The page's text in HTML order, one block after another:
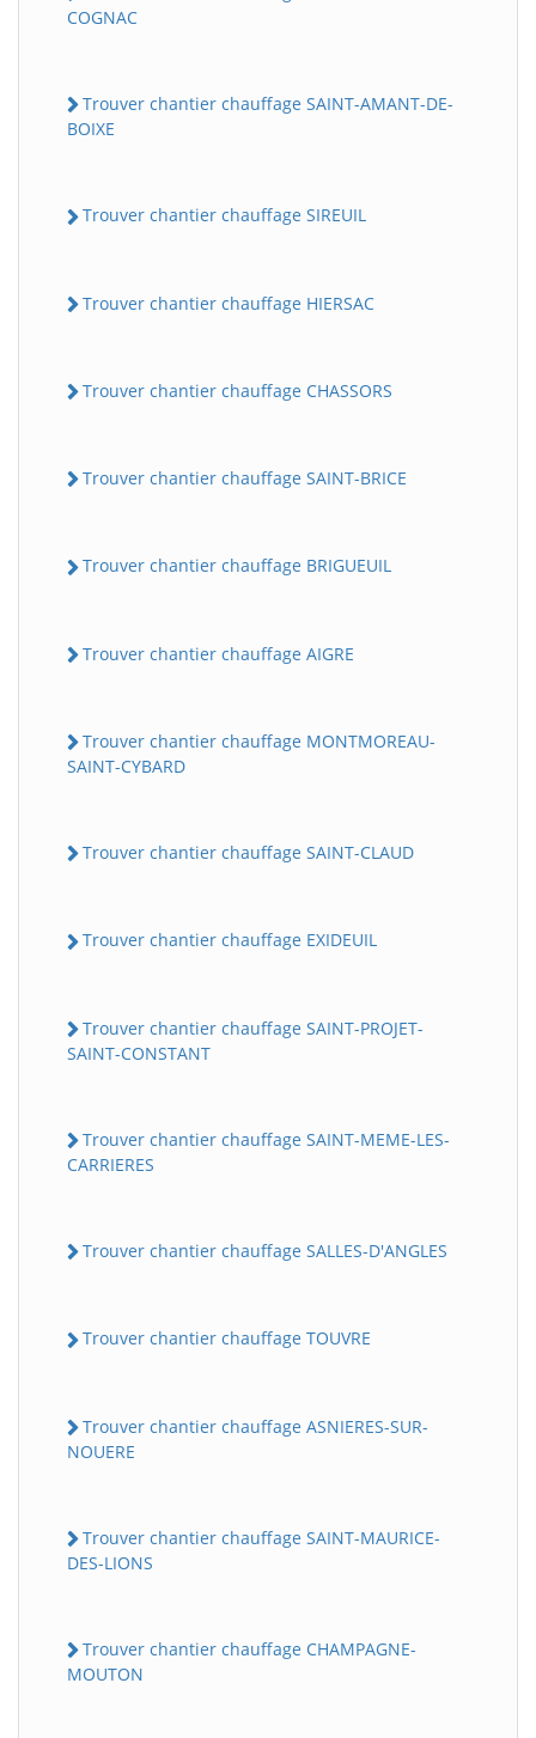
COGNAC
Trouver chantier chauffage SAINT-AMANT-DE-
BOIXE
Trouver chantier chauffage SIREUIL
Trouver chantier chauffage HIERSAC
Trouver chantier chauffage CHASSORS
Trouver chantier chauffage SAINT-BRICE
Trouver chantier chauffage BRIGUEUIL
Trouver chantier chauffage AIGRE
Trouver chantier chauffage MONTMOREAU-
SAINT-CYBARD
Trouver chantier chauffage SAINT-CLAUD
Trouver chantier chauffage EXIDEUIL
Trouver chantier chauffage SAINT-PROJET-
SAINT-CONSTANT
Trouver chantier chauffage SAINT-MEME-LES-
CARRIERES
Trouver chantier chauffage SALLES-D'ANGLES
Trouver chantier chauffage TOUVRE
Trouver chantier chauffage ASNIERES-SUR-
NOUERE
Trouver chantier chauffage SAINT-MAURICE-
DES-LIONS
Trouver chantier chauffage CHAMPAGNE-
MOUTON